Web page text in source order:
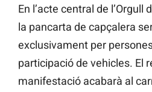
En l’acte central de l’Orgull
la pancarta de capçalera
exclusivament per
participació de vehicles. El
manifestació acabarà al